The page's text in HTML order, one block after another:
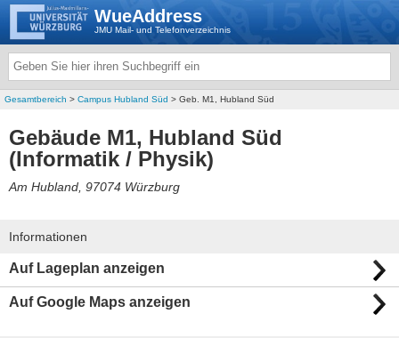
WueAddress
JMU Mail- und Telefonverzeichnis
Gesamtbereich > Campus Hubland Süd > Geb. M1, Hubland Süd
Gebäude M1, Hubland Süd
(Informatik / Physik)
Am Hubland, 97074 Würzburg
Informationen
Auf Lageplan anzeigen
Auf Google Maps anzeigen